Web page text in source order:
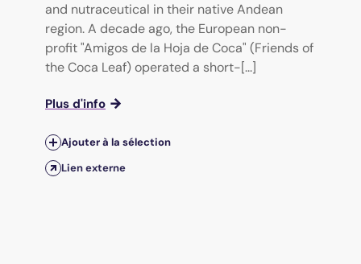
and nutraceutical in their native Andean
region. A decade ago, the European non-
profit "Amigos de la Hoja de Coca" (Friends of
the Coca Leaf) operated a short-[...]
Plus d'info
Ajouter à la sélection
Lien externe